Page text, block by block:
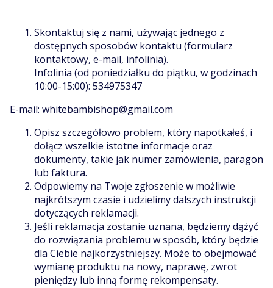
Skontaktuj się z nami, używając jednego z
dostępnych sposobów kontaktu (formularz
kontaktowy, e-mail, infolinia).
Infolinia (od poniedziałku do piątku, w godzinach
10:00-15:00): 534975347
E-mail: whitebambishop@gmail.com
Opisz szczegółowo problem, który napotkałeś, i
dołącz wszelkie istotne informacje oraz
dokumenty, takie jak numer zamówienia, paragon
lub faktura.
Odpowiemy na Twoje zgłoszenie w możliwie
najkrótszym czasie i udzielimy dalszych instrukcji
dotyczących reklamacji.
Jeśli reklamacja zostanie uznana, będziemy dążyć
do rozwiązania problemu w sposób, który będzie
dla Ciebie najkorzystniejszy. Może to obejmować
wymianę produktu na nowy, naprawę, zwrot
pieniędzy lub inną formę rekompensaty.